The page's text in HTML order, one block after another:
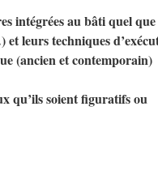
intégrées au bâti quel
leurs techniques
(ancien et contemporain)
qu’ils soient figuratifs ou